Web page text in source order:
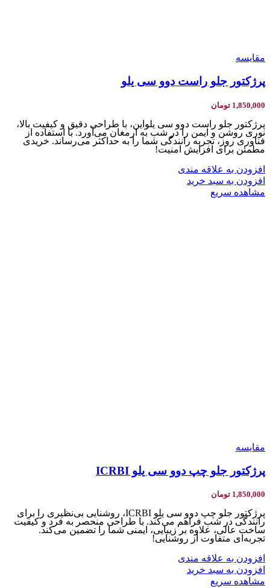
مقایسه
پرژکتور جلو راست دوو سی یلو
1,850,000 تومان
پرژکتور جلو راست دوو سی یلواین، با طراحی دقیق و کیفیت بالا،
نوری روشن و ایمن را در شب به ارمغان می‌آورد. با استفاده از
فناوری روز، تجربه رانندگی شما را به حداکثر می‌رساند. خریدی
مطمئن برای افزایش امنیت!
افزودن به علاقه مندی
افزودن به سبد خرید
مشاهده سریع
مقایسه
پرژکتور جلو چپ دوو سی یلو ICRBI
1,850,000 تومان
پرژکتور جلو چپ دوو سی یلو ICRBI، روشنایی بی‌نظیری را برای
رانندگی در شب فراهم می‌کند. با طراحی منحصر به فرد و کیفیت
ساخت عالی، علاوه بر زیبایی، ایمنی شما را تضمین می‌کند.
تجربه‌ای متفاوت از روشنایی!
افزودن به علاقه مندی
افزودن به سبد خرید
مشاهده سریع